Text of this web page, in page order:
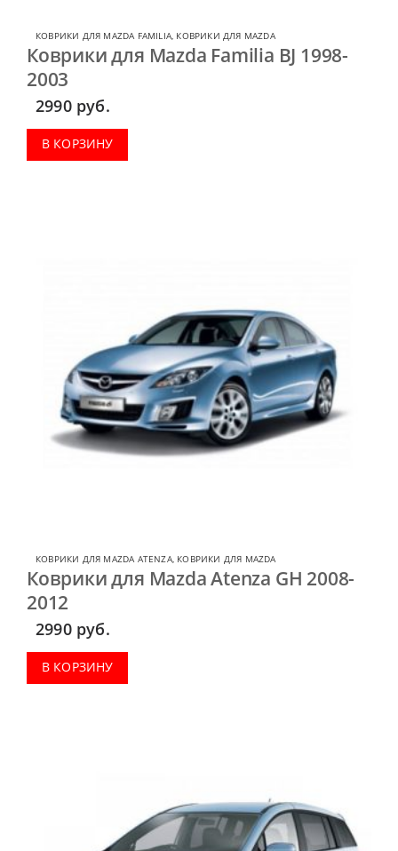
КОВРИКИ ДЛЯ MAZDA FAMILIA КОВРИКИ ДЛЯ MAZDA
Коврики для Mazda Familia BJ 1998-
2003
2990 руб.
В КОРЗИНУ
КОВРИКИ ДЛЯ MAZDA ATENZA, КОВРИКИ ДЛЯ MAZDA
Коврики для Mazda Atenza GH 2008-
2012
2990 руб.
В КОРЗИНУ